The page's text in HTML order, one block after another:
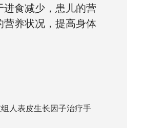
食减少，患儿的营
养状况，提高身体
人表皮生长因子治疗手